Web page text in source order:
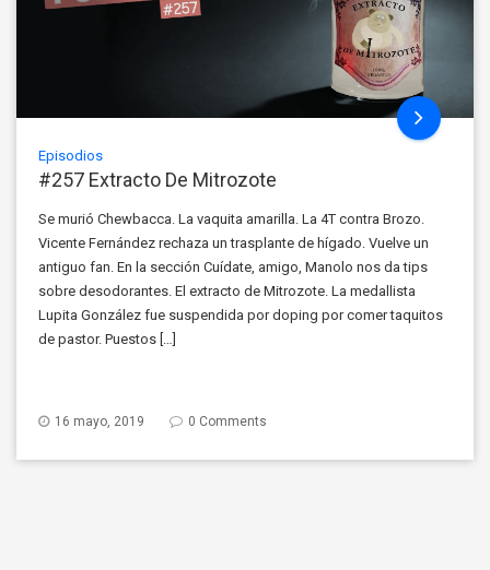
Episodios
#257 Extracto De Mitrozote
Se murió Chewbacca. La vaquita amarilla. La 4T contra Brozo.
Vicente Fernández rechaza un trasplante de hígado. Vuelve un
antiguo fan. En la sección Cuídate, amigo, Manolo nos da tips
sobre desodorantes. El extracto de Mitrozote. La medallista
Lupita González fue suspendida por doping por comer taquitos
de pastor. Puestos […]
16 mayo, 2019 0 Comments